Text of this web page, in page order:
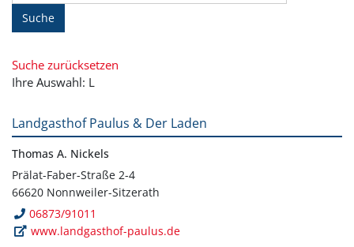
Suche
Suche zurücksetzen
Ihre Auswahl: L
Landgasthof Paulus & Der Laden
Thomas A. Nickels
Prälat-Faber-Straße 2-4
66620 Nonnweiler-Sitzerath
06873/91011
www.landgasthof-paulus.de